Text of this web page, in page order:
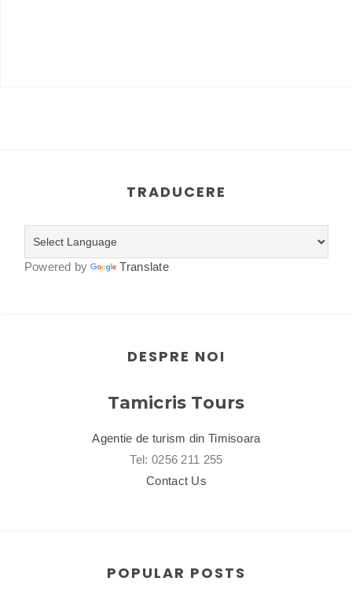
TRADUCERE
Powered by Translate
DESPRE NOI
Tamicris Tours
Agentie de turism din Timisoara
Tel: 0256 211 255
Contact Us
POPULAR POSTS